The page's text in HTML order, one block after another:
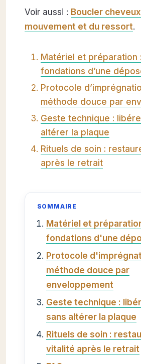
Voir aussi : Boucler cheveux
mouvement et du ressort.
Matériel et préparation
fondations d’une
Protocole
méthode douce par
Geste technique :
altérer la plaque
Rituels de soin :
après le retrait
SOMMAIRE
Matériel et
fondations d'une
Protocole
méthode douce par
enveloppement
Geste technique :
sans altérer la plaque
Rituels de soin :
vitalité après le retrait